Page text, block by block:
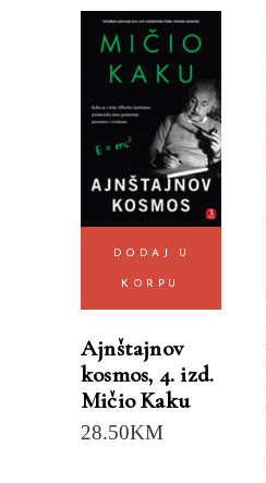
DODAJ U
KORPU
Ajnštajnov
kosmos, 4. izd.
Mičio Kaku
28.50KM